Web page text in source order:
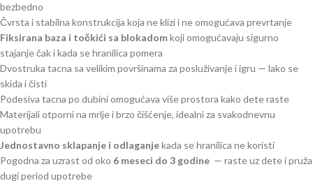
bezbedno
Čvrsta i stabilna konstrukcija koja ne klizi i ne omogućava prevrtanje
Fiksirana baza i točkići sa blokadomkoji omogućavaju sigurno
stajanje čak i kada se hranilica pomera
Dvostruka tacna sa velikim površinama za posluživanje i igru — lako se
skida i čisti
Podesiva tacna po dubini omogućava više prostora kako dete raste
Materijali otporni na mrlje i brzo čišćenje, idealni za svakodnevnu
upotrebu
Jednostavno sklapanje i odlaganjekada se hranilica ne koristi
Pogodna za uzrast od oko 6 meseci do 3 godine — raste uz dete i pruža
dugi period upotrebe